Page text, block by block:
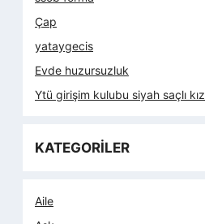
Çap
yataygecis
Evde huzursuzluk
Ytü girişim kulubu siyah saçlı kız
KATEGORİLER
Aile